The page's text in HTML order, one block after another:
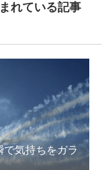
れている記事
気持ちをガラ